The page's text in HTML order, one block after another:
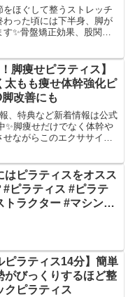
をほぐして整うストレッチ
わった頃には下半身、脚が
す✨️骨盤矯正効果、股関節
ぐしの効果があります✨️ヨ
講師のY...
脚痩せピラティス】
太もも痩せ体幹強化ピ
改善にも
、特典など新着情報は公式
✨脚痩せだけでなく体幹や
ながらこのエクササイズ
持など一番大切な動作など
れてい...
はピラティスをオスス
#ピラティス #ピラテ
トラクター #マシンピ
ピラティス14分】簡単
がびっくりするほど整
クピラティス